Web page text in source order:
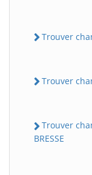
Trouver
Trouver
Trouver
BRESSE